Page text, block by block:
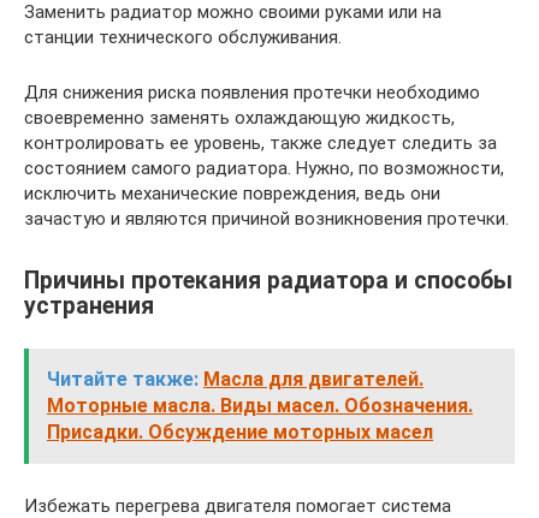
Заменить радиатор можно своими руками или на
станции технического обслуживания.
Для снижения риска появления протечки необходимо
своевременно заменять охлаждающую жидкость,
контролировать ее уровень, также следует следить за
состоянием самого радиатора. Нужно, по возможности,
исключить механические повреждения, ведь они
зачастую и являются причиной возникновения протечки.
Причины протекания радиатора и способы
устранения
Читайте также: Масла для двигателей.
Моторные масла. Виды масел. Обозначения.
Присадки. Обсуждение моторных масел
Избежать перегрева двигателя помогает система